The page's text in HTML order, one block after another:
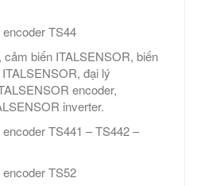
TS44
biến ITALSENSOR, biến
đại lý
encoder,
inverter.
TS441 – TS442 –
TS52